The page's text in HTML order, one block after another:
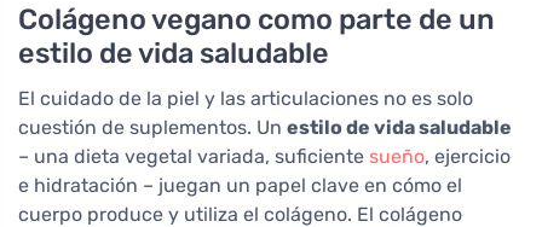
Colágeno vegano como parte de un
estilo de vida saludable
El cuidado de la piel y las articulaciones no es solo
cuestión de suplementos. Un estilo de vida saludable
– una dieta vegetal variada, suficiente sueño, ejercicio
e hidratación – juegan un papel clave en cómo el
cuerpo produce y utiliza el colágeno. El colágeno